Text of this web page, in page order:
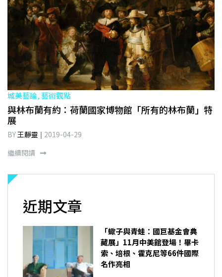
城美藝論, 藝術觀點
與林布蘭有約：荷蘭國家博物館「所有的林布蘭」特
展
BY王靜靈
2019-04-29
繼續閱讀
近期文章
「蠍子與青蛙：國巨基金會典
藏展」11月中美館登場！畢卡
索、培根、霍克尼等66件國際
名作亮相